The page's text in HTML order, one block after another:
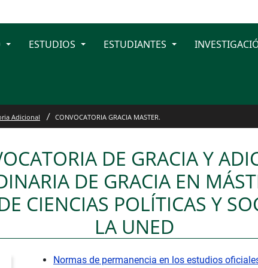
ESTUDIOS ESTUDIANTES
MASTER.
Adicional CONVOCATORIA GRACIA MASTER.
DE GRACIA Y
DE GRACIA EN
CIENCIAS POLÍTICAS Y
LA UNED
Normas de permanencia en los estudios